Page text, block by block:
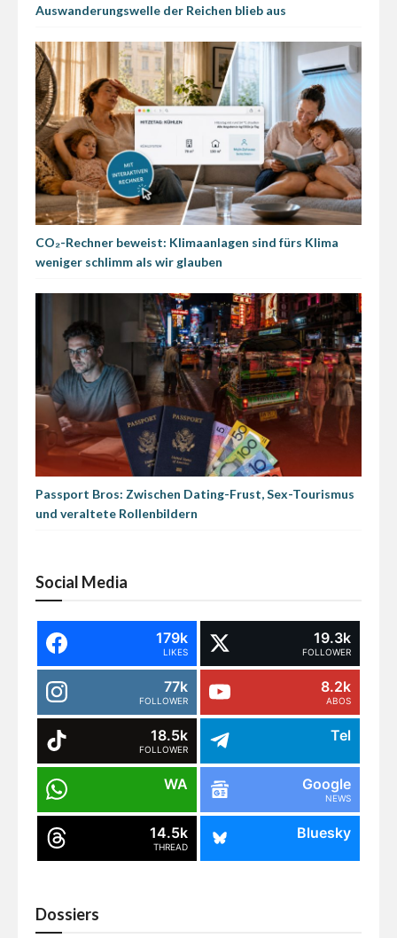
Auswanderungswelle der Reichen blieb aus
CO₂-Rechner beweist: Klimaanlagen sind fürs Klima
weniger schlimm als wir glauben
Passport Bros: Zwischen Dating-Frust, Sex-Tourismus
und veraltete Rollenbildern
Social Media
179k
LIKES
19.3k
FOLLOWER
77k
FOLLOWER
8.2k
ABOS
18.5k
FOLLOWER
Tel
WA Google
NEWS
14.5k
THREAD
Bluesky
Dossiers